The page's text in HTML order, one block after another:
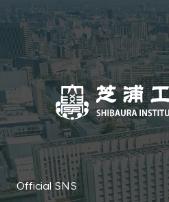
Official SNS